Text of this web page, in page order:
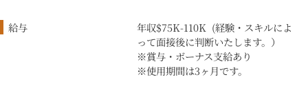
給与 年収$75K-110K (経験・スキルによ
って面接後に判断いたします。）
※賞与・ボーナス支給あり
※使用期間は3ヶ月です。